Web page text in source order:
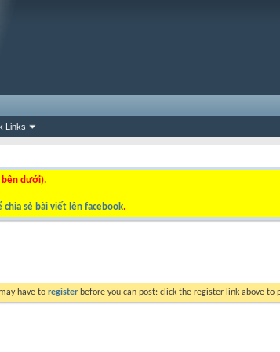
Links
bên dưới).
chia sẻ bài viết lên facebook.
have to register before you can post: click the register link above